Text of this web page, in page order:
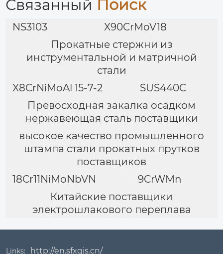
сплав
Связанный Поиск
NS3103
X90CrMoV18
Прокатные стержни из
инструментальной и матричной
стали
X8CrNiMoAl 15-7-2
SUS440C
Превосходная закалка осадком
нержавеющая сталь поставщики
высокое качество промышленного
штампа стали прокатных прутков
поставщиков
18Cr11NiMoNbVN
9CrWMn
Китайские поставщики
электрошлакового переплава
Links: http://en.sfxgjs.cn/